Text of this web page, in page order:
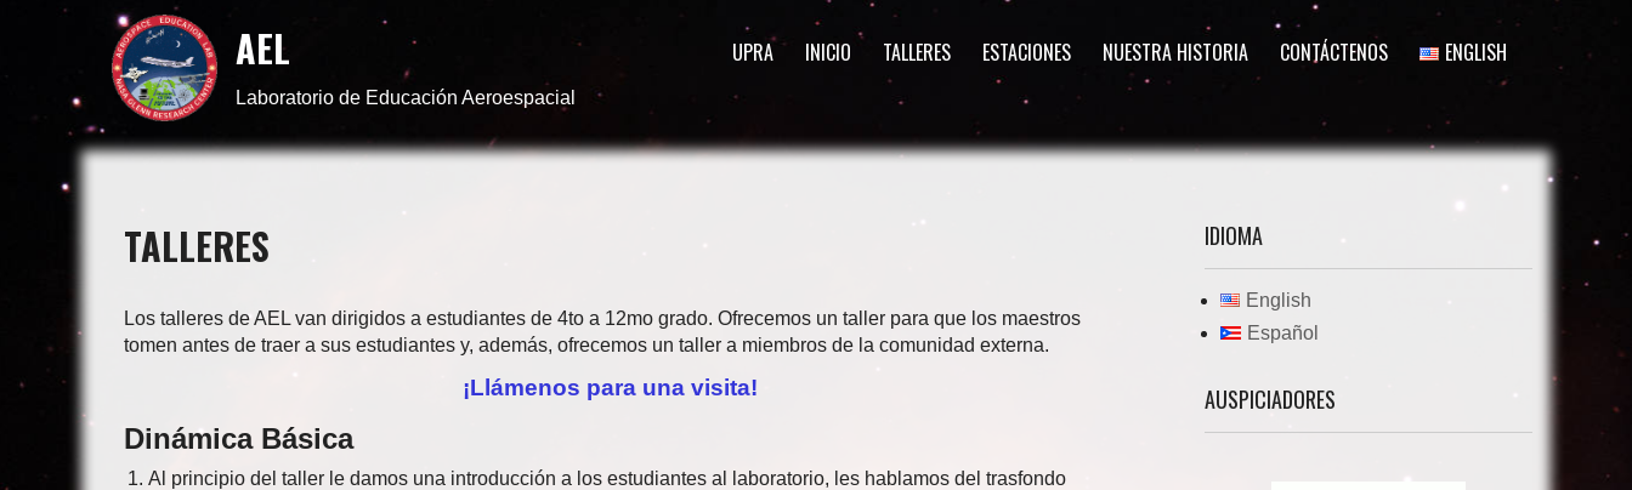
AEL
Laboratorio de Educación Aeroespacial
UPRA INICIO TALLERES ESTACIONES NUESTRA HISTORIA CONTÁCTENOS ENGLISH
TALLERES
Los talleres de AEL van dirigidos a estudiantes de 4to a 12mo grado. Ofrecemos un taller para que los maestros
tomen antes de traer a sus estudiantes y, además, ofrecemos un taller a miembros de la comunidad externa.
¡Llámenos para una visita!
Dinámica Básica
Al principio del taller le damos una introducción a los estudiantes al laboratorio, les hablamos del trasfondo
IDIOMA
English
Español
AUSPICIADORES